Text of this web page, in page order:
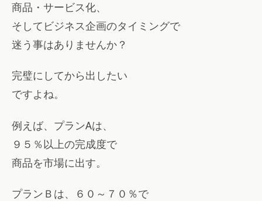
商品・サービス化、
そしてビジネス企画のタイミングで
迷う事はありませんか？
完璧にしてから出したい
ですよね。
例えば、プランAは、
９５％以上の完成度で
商品を市場に出す。
プランＢは、６０～７０％で